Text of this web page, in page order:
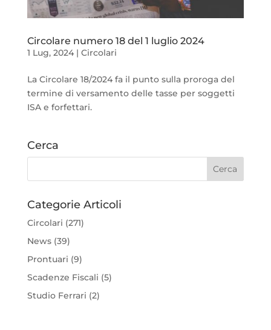
Circolare numero 18 del 1 luglio 2024
1 Lug, 2024| Circolari
La Circolare 18/2024 fa il punto sulla proroga del
termine di versamento delle tasse per soggetti
ISA e forfettari.
Cerca
Categorie Articoli
Circolari (271)
News(39)
Prontuari (9)
Scadenze Fiscali (5)
Studio Ferrari (2)